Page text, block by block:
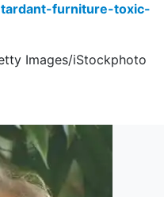
furniture-toxic-
Images/iStockphoto